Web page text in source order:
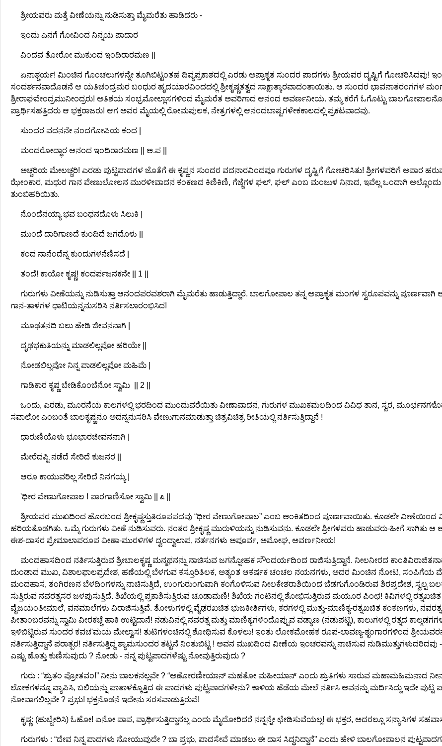
ಶ್ರೀಯವರು ಮತ್ತೆ ವೀಣೆಯನ್ನು ನುಡಿಸುತ್ತಾ ಮೈಮರೆತು ಹಾಡಿದರು -
ಇಂದು ಎನಗೆ ಗೋವಿಂದ ನಿನ್ನಯ ಪಾದಾರ
ವಿಂದವ ತೋರೋ ಮುಕುಂದ ಇಂದಿರಾರಮಣ ||
ಏನಾಶ್ಚರ್ಯ! ಮಿಂಚಿನ ಗೊಂಚಲುಗಳನ್ನೇ ತೂಗಿಬಿಟ್ಟಂತಹ ದಿವ್ಯಪ್ರಕಾಶದಲ್ಲಿ ಎರಡು ಅಪ್ರಾಕೃತ ಸುಂದರ ಪಾದಗಳು ಶ್ರೀಯವರ ದೃಷ್ಟಿಗೆ
ಸಂದರ್ಶನವಾದೊಡನೆ ಆ ಯತಿಚಂದ್ರಮರ ಬಂಧುರ ಹೃದಯಾರವಿಂದದಲ್ಲಿ ಶ್ರೀಕೃಷ್ಣತತ್ವದ ಸಾಕ್ಷಾತ್ಕಾರವಾದಂತಾಯಿತು. ಆ ಸುಂದರ ಭಾವನಾತರಂಗಗಳ
ಶ್ರೀರಾಘವೇಂದ್ರಮುನೀಂದ್ರರು! ಅತಿಶಯ ಸಂಭ್ರಮೋಲ್ಲಾಸಗಳಿಂದ ಮೈಮರೆತ ಅವರಿಗಾದ ಆನಂದ ಅವರ್ಣನೀಯ. ತಮ್ಮ ಕರೆಗೆ ಓಗೊಟ್ಟು
ಪ್ರಾರ್ಥಿಸಹತ್ತಿದರು ಆ ಭಕ್ತರಾಜರು! ಆಗ ಅವರ ಮೈಯಲ್ಲಿ ರೋಮಪುಲಕ, ನೇತ್ರಗಳಲ್ಲಿ ಆನಂದಬಾಷ್ಪಗಳೇಕಕಾಲದಲ್ಲಿ ಪ್ರಕಟವಾದವು.
ಸುಂದರ ವದನನೇ ನಂದಗೋಪಿಯ ಕಂದ |
ಮಂದರೋದ್ಧಾರ ಆನಂದ ಇಂದಿರಾರಮಣ || ಅ.ಪ ||
ಅಚ್ಚರಿಯ ಮೇಲಚ್ಚರಿ! ಎರಡು ಪುಟ್ಟಪಾದಗಳ ಜೊತೆಗೆ ಈ ಕೃಷ್ಣನ ಸುಂದರ ವದನಾರವಿಂದವೂ ಗುರುಗಳ ದೃಷ್ಟಿಗೆ ಗೋಚರಿಸಿತು! ಶ್ರೀಗಳವರಿಗೆ ಅಪಾರ
ಝೇಂಕಾರ, ಮಧುರ ಗಾನ ವೇಣುಲೋಲನ ಮುರಳೀವಾದನ ಕಂಕಣದ ಕಿಣಿಕಿಣಿ, ಗೆಜ್ಜೆಗಳ ಘಲ್, ಘಲ್ ಎಂಬ ಮಂಜುಳ ನಿನಾದ, ಇವೆಲ್ಲ ಒಂದಾಗಿ
ತುಂಬಿಹರಿಯಿತು.
ನೊಂದೆನಯ್ಯಾ ಭವ ಬಂಧನದೊಳು ಸಿಲುಕಿ |
ಮುಂದೆ ದಾರಿಗಾಣದೆ ಕುಂದಿದೆ ಜಗದೊಳು ||
ಕಂದ ನಾನೆಂದೆನ್ನ ಕುಂದುಗಳನೆಣಿಸದೆ |
ತಂದೆ! ಕಾಯೋ ಕೃಷ್ಣ! ಕಂದರ್ಪಜನಕನೇ || 1 ||
ಗುರುಗಳು ವೀಣೆಯನ್ನು ನುಡಿಸುತ್ತಾ ಆನಂದಪರವಶರಾಗಿ ಮೈಮರೆತು ಹಾಡುತ್ತಿದ್ದಾರೆ. ಬಾಲಗೋಪಾಲ ತನ್ನ ಅಪ್ರಾಕೃತ ಮಂಗಳ ಸ್ವರೂಪವನ್ನು ಪೂರ್ಣವಾಗಿ
ಗಾನ-ತಾಳಗಳ ಧಾಟಿಯನ್ನನುಸರಿಸಿ ನರ್ತಿಸಲಾರಂಭಿಸಿದ!
ಮೂಢತನದಿ ಬಲು ಹೇಡಿ ಜೀವನನಾಗಿ |
ದೃಢಭಕುತಿಯನ್ನು ಮಾಡಲಿಲ್ಲವೋ ಹರಿಯೇ ||
ನೋಡಲಿಲ್ಲವೋ ನಿನ್ನ ಪಾಡಲಿಲ್ಲವೋ ಮಹಿಮೆ |
ಗಾಡಿಕಾರ ಕೃಷ್ಣ ಬೇಡಿಕೊಂಬೆನೋ ಸ್ವಾಮಿ || 2 ||
ಒಂದು, ಎರಡು, ಮೂರನೆಯ ಕಾಲಗಳಲ್ಲಿ ಭರದಿಂದ ಮುಂದುವರೆಯಿತು ವೀಣಾವಾದನ, ಗುರುಗಳ ಮುಖಕಮಲದಿಂದ ವಿವಿಧ ತಾನ, ಸ್ವರ,
ಸವಾಲೋ ಎಂಬಂತೆ ಬಾಲಕೃಷ್ಣನೂ ಅದನ್ನನುಸರಿಸಿ ವೇಣುಗಾನಮಾಡುತ್ತಾ ಚಿತ್ರವಿಚಿತ್ರ ರೀತಿಯಲ್ಲಿ ನರ್ತಿಸುತ್ತಿದ್ದಾನೆ !
ಧಾರುಣಿಯೊಳು ಭೂಭಾರಜೀವನನಾಗಿ |
ಮೇರೆದಪ್ಪಿ ನಡೆದೆ ಸೇರಿದೆ ಕುಜನರ ||
ಆರೂ ಕಾಯುವರಿಲ್ಲ ಸೇರಿದೆ ನಿನಗಯ್ಯ |
'ಧೀರ ವೇಣುಗೋಪಾಲ ! ಪಾರಗಾಣಿಸೋ ಸ್ವಾಮಿ || ೩ ||
ಶ್ರೀಯವರ ಮುಖದಿಂದ ಹೊರಬಂದ ಶ್ರೀಕೃಷ್ಣಸ್ತುತಿರೂಪಪದವು “ಧೀರ ವೇಣುಗೋಪಾಲ” ಎಂಬ ಅಂಕಿತದಿಂದ ಪೂರ್ಣವಾಯಿತು. ಕೂಡಲೇ ವೀಣೆಯಿಂದ
ಹರಿಯತೊಡಗಿತು. ಒಮ್ಮೆ ಗುರುಗಳು ವೀಣೆ ನುಡಿಸುವರು. ನಂತರ ಶ್ರೀಕೃಷ್ಣ ಮುರುಳಿಯನ್ನು ನುಡಿಸುವನು. ಕೂಡಲೇ ಶ್ರೀಗಳವರು ಹಾಡುವರು-ಹೀಗೆ
ಈಶ-ದಾಸರ ಪ್ರೇಮಾಲಾಪರೂಪ ವೀಣಾ-ಮುರಳಿಗಳ ದ್ವಂದ್ವಾಲಾಪ, ನರ್ತನಗಳು ಅಪೂರ್ವ, ಅಮೋಘ, ಅವರ್ಣನೀಯ!
ಮಂದಹಾಸದಿಂದ ನರ್ತಿಸುತ್ತಿರುವ ಶ್ರೀಬಾಲಕೃಷ್ಣ ಮನ್ಮಥನನ್ನು ನಾಚಿಸುವ ಜಗನ್ನೋಹಕ ಸೌಂದರ್ಯದಿಂದ ರಾಜಿಸುತ್ತಿದ್ದಾನೆ. ನೀಲನೀರದ
ದುಂಡಾದ ಮುಖ, ವಿಶಾಲಫಾಲಪ್ರದೇಶ, ಹಣೆಯಲ್ಲಿ ಬೆಳಗುವ ಕಸ್ತೂರಿತಿಲಕ, ಅತ್ಯಂತ ಆಕರ್ಷಕ ಚಂಚಲ ನಯನಗಳು, ಅದರ ಮಿಂಚಿನ ನೋಟ, ಸಂಪಿಗೆಯ
ಮಂದಹಾಸ, ತಂಗಿರಣನ ಬೆಳದಿಂಗಳನ್ನು ನಾಚಿಸುತ್ತಿದೆ, ಉಂಗುರುಂಗುವಾಗಿ ಕಂಗೊಳಿಸುವ ನೀಲಕೇಶರಾಶಿಯಿಂದ ಬೆಡಗುಗೊಂಡಿರುವ ಶಿರಪ್ರದೇಶ, ಸ್ವಲ್ಪ
ಸುತ್ತಿರುವ ನವರತ್ನಸರ ಜಳಪುಸುತ್ತಿದೆ. ಶಿಖೆಯಲ್ಲಿ ಪ್ರಕಾಶಿಸುತ್ತಿರುವ ಚೂಡಾಮಣಿ! ಶಿಖೆಯ ಗಂಟಿನಲ್ಲಿ ಶೋಭಿಸುತ್ತಿರುವ ಮಯೂರ ಪಿಂಛ! ಕಿವಿಗಳಲ್ಲಿ ರತ್ನಖಚಿತ
ವೈಜಯಂತೀಮಾಲೆ, ವನಮಾಲೆಗಳು ವಿರಾಜಿಸುತ್ತಿವೆ. ತೋಳುಗಳಲ್ಲಿ ವೈಢರಖಚಿತ ಭುಜಕೀರ್ತಿಗಳು, ಕರಗಳಲ್ಲಿ ಮುತ್ತು-ಮಾಣಿಕ್ಯ-ರತ್ನಖಚಿತ ಕಂಕಣಗಳು,
ಪೀತಾಂಬರವನ್ನು ಸ್ವಾಮಿ ವೀರಕಚ್ಚೆ ಹಾಕಿ ಉಟ್ಟಿದಾನೆ! ನಡುವಿನಲ್ಲಿ ನವರತ್ನ ಮತ್ತು ಮಾಣಿಕ್ಯಗಳಿಂದೊಪ್ಪುವ ವಡ್ಯಾಣ (ನಡುಪಟ್ಟಿ), ಕಾಲುಗಳಲ್ಲಿ ರತ್ನದ
ಇಳಿಬಿಟ್ಟಿರುವ ಸುಂದರ ಕವಚ'ಮಯ ಮೇಲ್ವಾಸ! ತುಟಿಗಳಂಚಿನಲ್ಲಿ ಶೋಧಿಸುವ ಕೊಳಲು! ಇಂತು ಲೋಕಮೋಹಕ ರೂಪ-ಲಾವಣ್ಯ-ಶೃಂಗಾರಗಳಿಂದ
ನರ್ತಿಸುತ್ತಿದ್ದಾನೆ ಪರಾತ್ಪರ! ನರ್ತಿಸುತ್ತಿದ್ದ ಶ್ಯಾಮಸುಂದರ ತಟ್ಟನೆ ನಿಂತುಬಿಟ್ಟ ! ಅವನ ಮುಖದಿಂದ ವೀಣೆಯ ಇಂಚರವನ್ನು ನಾಚಿಸುವ
ಎಷ್ಟು ಹೊತ್ತು ಕುಣಿಸುವುದು ? ನೋಡು - ನನ್ನ ಪುಟ್ಟಪಾದಗಳೆಷ್ಟು ನೋವುತ್ತಿರುವುದು ?
ಗುರು : “ಶ್ರುತಂ ಪ್ರೋತವಂ!” ನೀನು ಬಾಲಕನಲ್ಲವೇ ? “ಅಣೋರಣೀಯಾನ್ ಮಹತೋ ಮಹೀಯಾನ್ ಎಂದು ಶ್ರುತಿಗಳು ಸಾರುವ ಮಹಾಮಹಿಮನಾದ
ಲೋಕಗಳನ್ನೂ ವ್ಯಾಪಿಸಿ, ಬಲಿಯನ್ನು ಪಾತಾಳಕ್ಕೊತ್ತಿದ ಈ ಪಾದಗಳು ಪುಟ್ಟಪಾದಗಳೇನು? ಕಾಳಿಯ ಹೆಡೆಯ ಮೇಲೆ ನರ್ತಿಸಿ ಅವನನ್ನು ಮರ್ದಿಸಿದ್ದು ಇದೇ ಪುಟ್ಟ
ನೋವಾಗಲಿಲ್ಲವೇ ? ಪ್ರಭು! ಭಕ್ತನೊಡನೆ ಇದೇನು ಸರಸವಾಡುತ್ತಿರುವೆ!
ಕೃಷ್ಣ: (ಹುಬ್ಬೇರಿಸಿ) ಓಹೋ! ಏನೋ ಪಾಪ, ಪ್ರಾರ್ಥಿಸುತ್ತಿದ್ದಾನಲ್ಲ ಎಂದು ಮೈದೋರಿದರೆ ನನ್ನನ್ನೇ ಛೇಡಿಸುವೆಯಲ್ಲ! ಈ ಭಕ್ತರ, ಅದರಲ್ಲೂ ಸನ್ಯಾಸಿಗಳ
ಗುರುಗಳು : “ದೇವ ನಿನ್ನ ಪಾದಗಳು ನೋಯುವುದೇ ? ಬಾ ಪ್ರಭು, ಪಾದಸೇವೆ ಮಾಡಲು ಈ ದಾಸ ಸಿದ್ಧನಿದ್ದಾನೆ” ಎಂದು ಹೇಳಿ ಬಾಲಗೋಪಾಲನ